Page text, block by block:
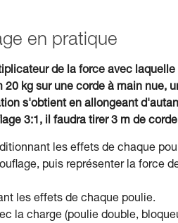
en pratique
de la force avec laquelle
kg sur une corde à main nue,
s'obtient en allongeant
3:1, il faudra tirer 3 m de
les effets de chaque
puis représenter la force
les effets de chaque poulie.
la charge (poulie double,